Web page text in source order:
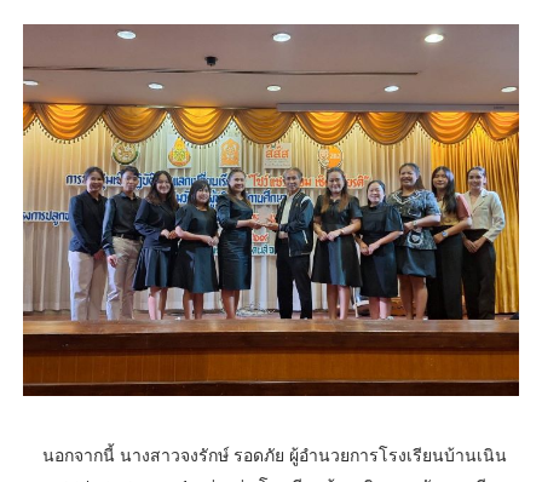
นอกจากนี้ นางสาวจงรักษ์ รอดภัย ผู้อำนวยการโรงเรียนบ้านเนิน